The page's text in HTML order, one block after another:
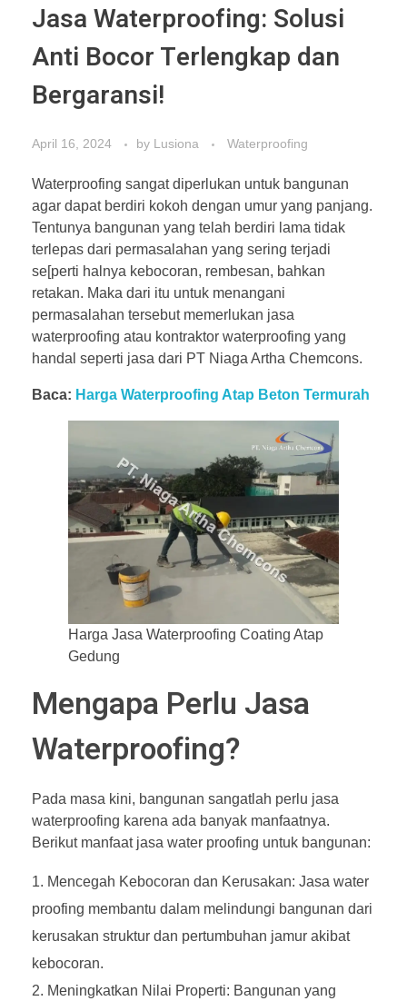
Jasa Waterproofing: Solusi
Anti Bocor Terlengkap dan
Bergaransi!
April 16, 2024 by Lusiona Waterproofing
Waterproofing sangat diperlukan untuk bangunan
agar dapat berdiri kokoh dengan umur yang panjang.
Tentunya bangunan yang telah berdiri lama tidak
terlepas dari permasalahan yang sering terjadi
se[perti halnya kebocoran, rembesan, bahkan
retakan. Maka dari itu untuk menangani
permasalahan tersebut memerlukan jasa
waterproofing atau kontraktor waterproofing yang
handal seperti jasa dari PT Niaga Artha Chemcons.
Baca: Harga Waterproofing Atap Beton Termurah
Harga Jasa Waterproofing Coating Atap
Gedung
Mengapa Perlu Jasa
Waterproofing?
Pada masa kini, bangunan sangatlah perlu jasa
waterproofing karena ada banyak manfaatnya.
Berikut manfaat jasa water proofing untuk bangunan:
Mencegah Kebocoran dan Kerusakan: Jasa water
proofing membantu dalam melindungi bangunan dari
kerusakan struktur dan pertumbuhan jamur akibat
kebocoran.
Meningkatkan Nilai Properti: Bangunan yang